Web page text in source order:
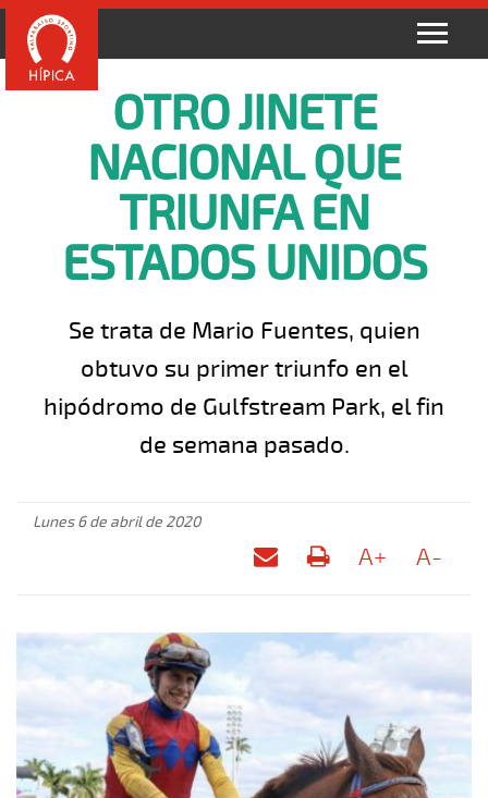
OTRO JINETE
NACIONAL QUE
TRIUNFA EN
ESTADOS UNIDOS
Se trata de Mario Fuentes, quien
obtuvo su primer triunfo en el
hipódromo de Gulfstream Park, el fin
de semana pasado.
Lunes 6 de abril de 2020
A+ A-